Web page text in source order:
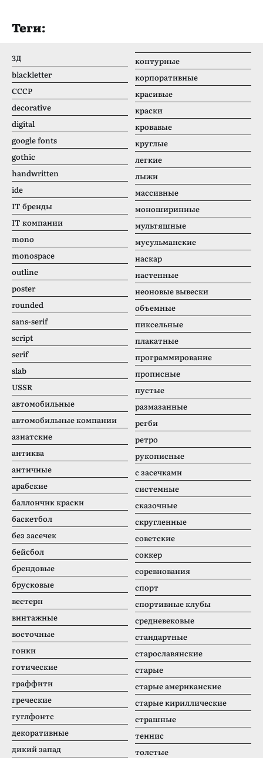
Теги:
3Д
blackletter
CCCР
decorative
digital
google fonts
gothic
handwritten
ide
IT бренды
IT компании
mono
monospace
outline
poster
rounded
sans-serif
script
serif
slab
USSR
автомобильные
автомобильные компании
азиатские
антиква
античные
арабские
баллончик краски
баскетбол
без засечек
бейсбол
брендовые
брусковые
вестерн
винтажные
восточные
гонки
готические
граффити
греческие
гуглфонтс
декоративные
дикий запад
контурные
корпоративные
красивые
краски
кровавые
круглые
легкие
лыжи
массивные
моноширинные
мультяшные
мусульманские
наскар
настенные
неоновые вывески
объемные
пиксельные
плакатные
программирование
прописные
пустые
размазанные
регби
ретро
рукописные
с засечками
системные
сказочные
скругленные
советские
соккер
соревнования
спорт
спортивные клубы
средневековые
стандартные
старославянские
старые
старые американские
старые кириллические
страшные
теннис
толстые